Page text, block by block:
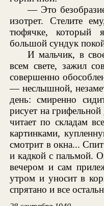
— Это
изотрет. Стелите
тюфячке, который
большой сундук
И мальчик, в
всем свете, зажил
совершенно
— неслышной,
день: смиренно
рисует на
читает по складам
картинками,
смотрит в окна...
и кадкой с пальмой.
вечером и сам
утром и уносит в
спрятано и все